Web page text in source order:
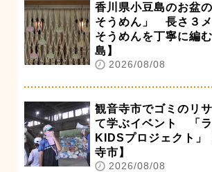
香川県小豆島のお盆
そうめん」 長さ３
そうめんを丁寧に編
島】
2026/08/08
観音寺市でゴミのリ
て学ぶイベント 「
KIDSプロジェクト」
寺市】
2026/08/08